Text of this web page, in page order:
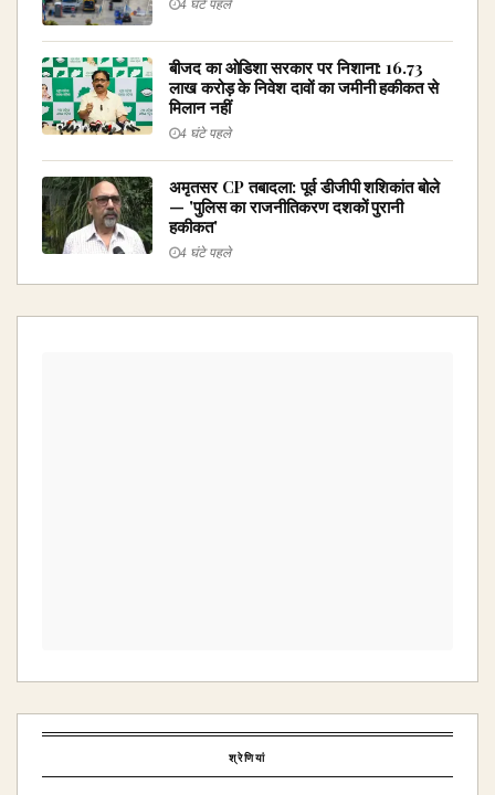
4 घंटे पहले
बीजद का ओडिशा सरकार पर निशाना: ₹16.73
लाख करोड़ के निवेश दावों का जमीनी हकीकत से
मिलान नहीं
4 घंटे पहले
अमृतसर CP तबादला: पूर्व डीजीपी शशिकांत बोले
— 'पुलिस का राजनीतिकरण दशकों पुरानी
हकीकत'
4 घंटे पहले
श्रेणियां